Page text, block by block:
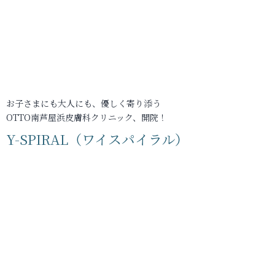
お子さまにも大人にも、優しく寄り添う
OTTO南芦屋浜皮膚科クリニック、開院！
Y-SPIRAL（ワイスパイラル）